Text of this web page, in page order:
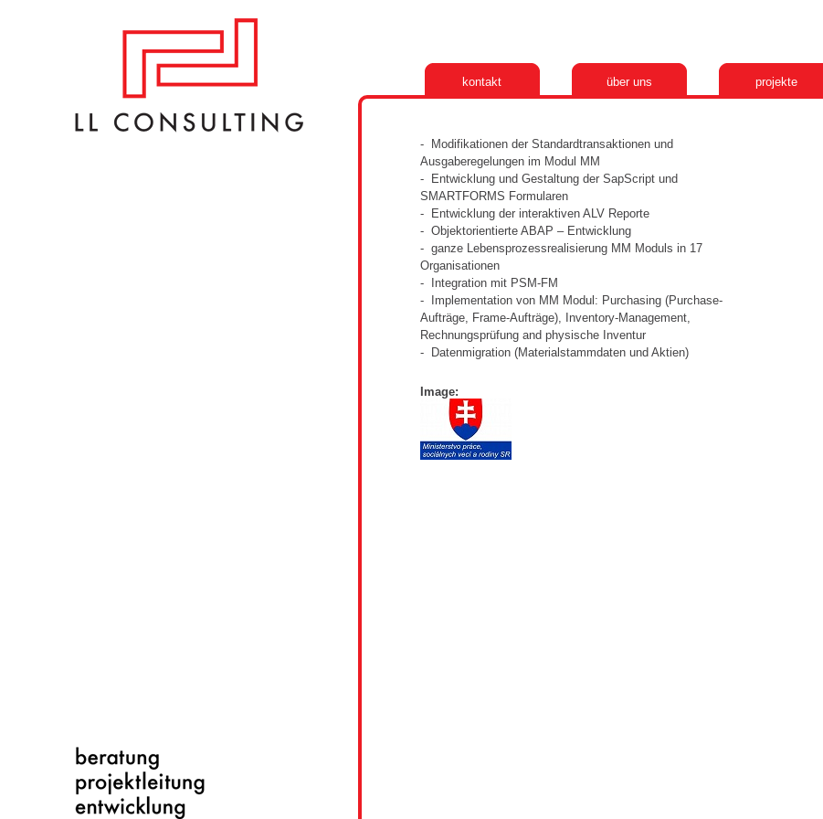
kontakt über uns projekte
- Modifikationen der Standardtransaktionen und
Ausgaberegelungen im Modul MM
- Entwicklung und Gestaltung der SapScript und
SMARTFORMS Formularen
- Entwicklung der interaktiven ALV Reporte
- Objektorientierte ABAP – Entwicklung
- ganze Lebensprozessrealisierung MM Moduls in 17
Organisationen
- Integration mit PSM-FM
- Implementation von MM Modul: Purchasing (Purchase-
Aufträge, Frame-Aufträge), Inventory-Management,
Rechnungsprüfung and physische Inventur
- Datenmigration (Materialstammdaten und Aktien)
Image: